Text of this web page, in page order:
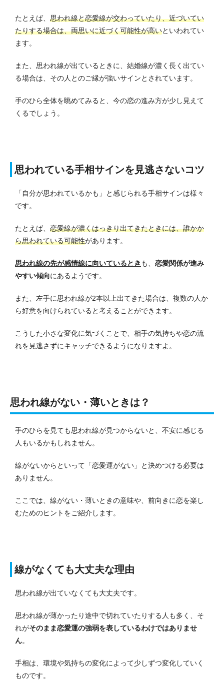
たとえば、 思われ線と恋愛線が交わっていたり、近づいてい
たりする場合は、両思いに近づく可能性が高いといわれてい
ます。
また、思われ線が出ているときに、結婚線が濃く長く出てい
る場合は、その人とのご縁が強いサインとされています。
手のひら全体を眺めてみると、今の恋の進み方が少し見えて
くるでしょう。
思われている手相サインを見逃さないコツ
「自分が思われているかも」と感じられる手相サインは様々
です。
たとえば、 恋愛線が濃くはっきり出てきたときには、誰かか
ら思われている可能性があります。
思われ線の先が感情線に向いているとき も、 恋愛関係が進み
やすい傾向にあるようです。
また、左手に思われ線が2本以上出てきた場合は、複数の人か
ら好意を向けられていると考えることができます。
こうした小さな変化に気づくことで、相手の気持ちや恋の流
れを見逃さずにキャッチできるようになりますよ。
思われ線がない・薄いときは？
手のひらを見ても思われ線が見つからないと、不安に感じる
人もいるかもしれません。
線がないからといって「恋愛運がない」と決めつける必要は
ありません。
ここでは、線がない・薄いときの意味や、前向きに恋を楽し
むためのヒントをご紹介します。
線がなくても大丈夫な理由
思われ線が出ていなくても大丈夫です。
思われ線が薄かったり途中で切れていたりする人も多く、そ
れがそのまま恋愛運の強弱を表しているわけではありませ
ん。
手相は、環境や気持ちの変化によって少しずつ変化していく
ものです。